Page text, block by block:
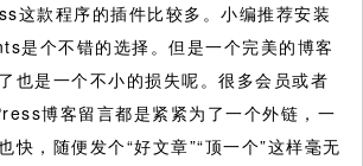
这款程序的插件比较多。小编推荐安装
是个不错的选择。但是一个完美的博客
也是一个不小的损失呢。很多会员或者
博客留言都是紧紧为了一个外链，一
快，随便发个“好文章”“顶一个”这样毫无